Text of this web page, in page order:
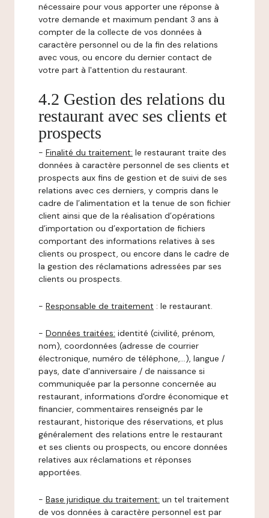
nécessaire pour vous apporter une réponse à
votre demande et maximum pendant 3 ans à
compter de la collecte de vos données à
caractère personnel ou de la fin des relations
avec vous, ou encore du dernier contact de
votre part à l'attention du restaurant.
4.2 Gestion des relations du
restaurant avec ses clients et
prospects
- Finalité du traitement: le restaurant traite des
données à caractère personnel de ses clients et
prospects aux fins de gestion et de suivi de ses
relations avec ces derniers, y compris dans le
cadre de l’alimentation et la tenue de son fichier
client ainsi que de la réalisation d’opérations
d’importation ou d’exportation de fichiers
comportant des informations relatives à ses
clients ou prospect, ou encore dans le cadre de
la gestion des réclamations adressées par ses
clients ou prospects.
- Responsable de traitement : le restaurant.
- Données traitées: identité (civilité, prénom,
nom), coordonnées (adresse de courrier
électronique, numéro de téléphone,…), langue /
pays, date d'anniversaire / de naissance si
communiquée par la personne concernée au
restaurant, informations d'ordre économique et
financier, commentaires renseignés par le
restaurant, historique des réservations, et plus
généralement des relations entre le restaurant
et ses clients ou prospects, ou encore données
relatives aux réclamations et réponses
apportées.
- Base juridique du traitement: un tel traitement
de vos données à caractère personnel est par